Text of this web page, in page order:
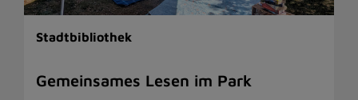
Stadtbibliothek
Gemeinsames Lesen im Park